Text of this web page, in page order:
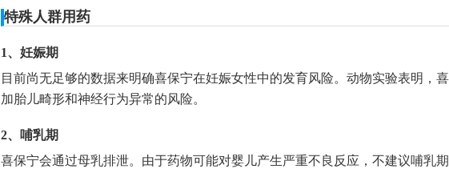
特殊人群用药
1、妊娠期
目前尚无足够的数据来明确喜保宁在妊娠女性中的发育风险。动物实验表明，
加胎儿畸形和神经行为异常的风险。
2、哺乳期
喜保宁会通过母乳排泄。由于药物可能对婴儿产生严重不良反应，不建议哺乳期